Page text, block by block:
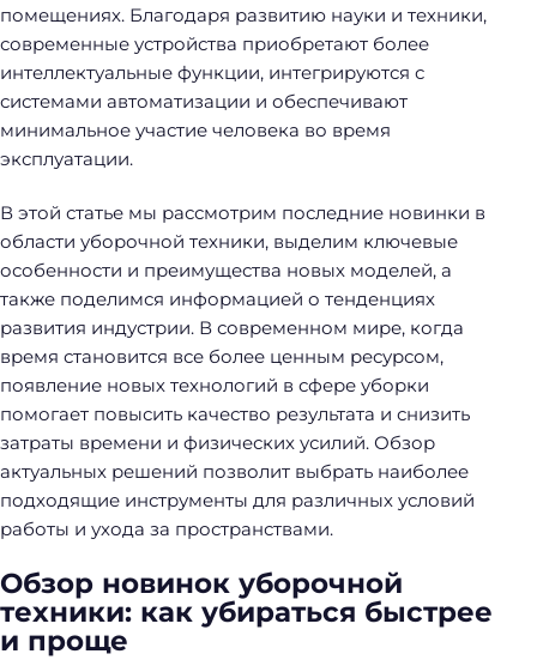
помещениях. Благодаря развитию науки и техники,
современные устройства приобретают более
интеллектуальные функции, интегрируются с
системами автоматизации и обеспечивают
минимальное участие человека во время
эксплуатации.
В этой статье мы рассмотрим последние новинки в
области уборочной техники, выделим ключевые
особенности и преимущества новых моделей, а
также поделимся информацией о тенденциях
развития индустрии. В современном мире, когда
время становится все более ценным ресурсом,
появление новых технологий в сфере уборки
помогает повысить качество результата и снизить
затраты времени и физических усилий. Обзор
актуальных решений позволит выбрать наиболее
подходящие инструменты для различных условий
работы и ухода за пространствами.
Обзор новинок уборочной
техники: как убираться быстрее
и проще